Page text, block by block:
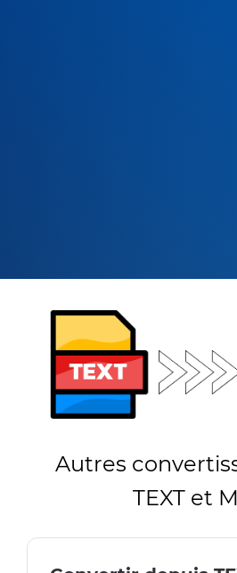
Autres
TEXT et